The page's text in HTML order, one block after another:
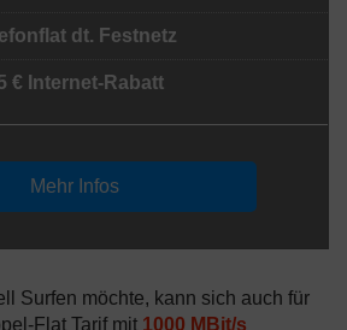
dt. Festnetz
€ Internet-Rabatt
Mehr Infos
Surfen möchte, kann sich auch für
Flat Tarif mit 1000 MBit/s